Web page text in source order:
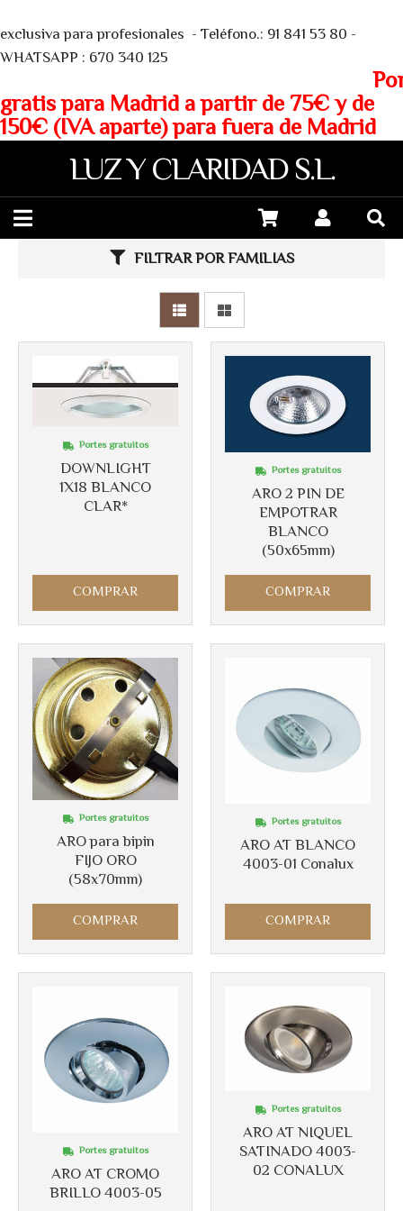
exclusiva para profesionales - Teléfono.: 91 841 53 80 -
WHATSAPP : 670 340 125
gratis para Madrid a partir de 75€ y de
150€ (IVA aparte) para fuera de Madrid
LUZ Y CLARIDAD S.L.
FILTRAR POR FAMILIAS
DOWNLIGHT
1X18 BLANCO
CLAR*
Portes gratuitos
COMPRAR
ARO 2 PIN DE
EMPOTRAR
BLANCO
(50x65mm)
Portes gratuitos
COMPRAR
ARO para bipin
FIJO ORO
(58x70mm)
Portes gratuitos
COMPRAR
ARO AT BLANCO
4003-01 Conalux
Portes gratuitos
COMPRAR
Más info
ARO AT CROMO
BRILLO 4003-05
Portes gratuitos
Más info
ARO AT NIQUEL
SATINADO 4003-
02 CONALUX
Portes gratuitos
Más info
Más info
Más info
Más info
Más info
Más info